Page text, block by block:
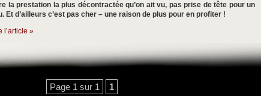
la prestation la plus décontractée qu’on ait vu, pas prise de tête pour un
Et d’ailleurs c’est pas cher – une raison de plus pour en profiter !
l’article »
Page 1 sur 1 1